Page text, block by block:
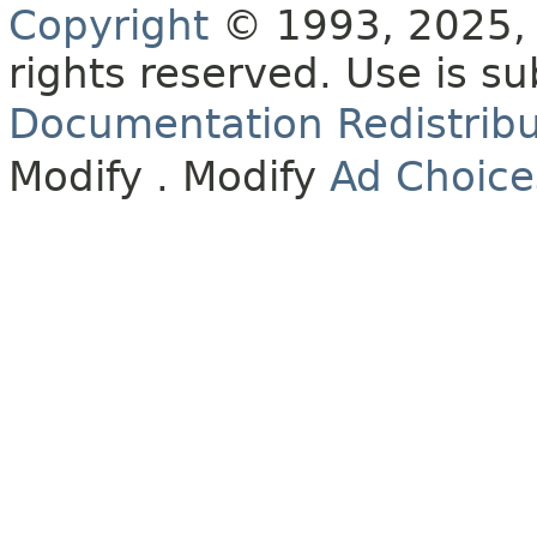
Copyright © 1993,
rights reserved. Use is
Documentation
Modify . Modify Ad